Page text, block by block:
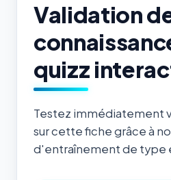
Validation
quizz
Testez immédiatement
sur cette fiche grâce à
d'entraînement de type